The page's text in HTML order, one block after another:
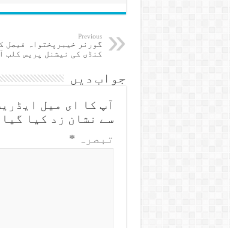
Previous
گورنر خیبرپختواہ فیصل
کنڈی کی نیشنل پریس کلب
جواب دیں
آپ کا ای میل
سے نشان زد کیا
تبصرہ *